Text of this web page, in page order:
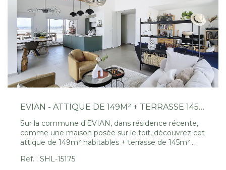
EVIAN - ATTIQUE DE 149M² + TERRASSE 145M² ET VUE LAC PANORAMIQUE
Sur la commune d'EVIAN, dans résidence récente,
comme une maison posée sur le toit, découvrez cet
attique de 149m² habitables + terrasse de 145m²
L'appartement, seul au dernier étage, se compose
Ref. : SHL-15175